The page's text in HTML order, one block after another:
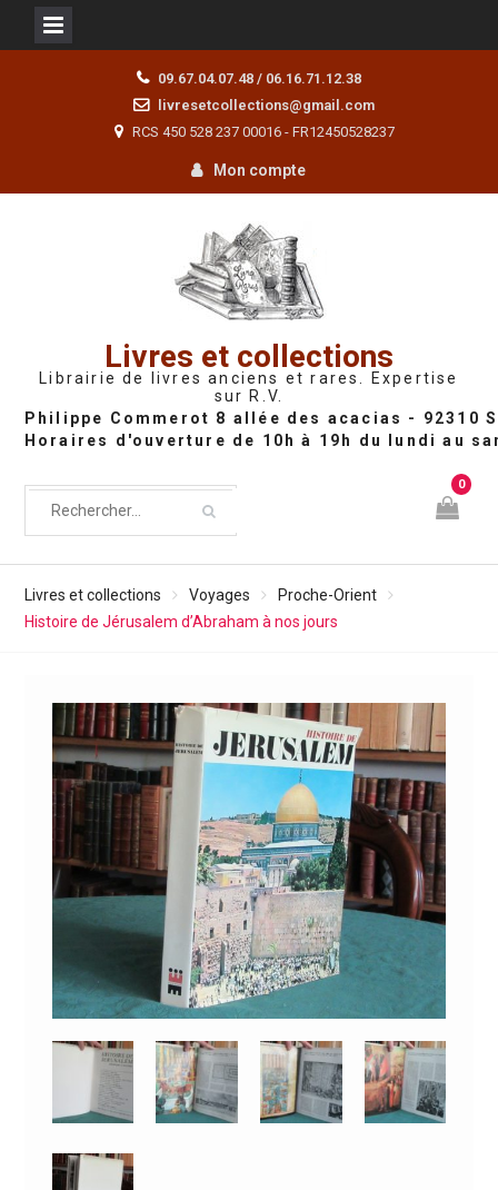
09.67.04.07.48 / 06.16.71.12.38
livresetcollections@gmail.com
RCS 450 528 237 00016 - FR12450528237
Mon compte
Livres et collections
Librairie de livres anciens et rares. Expertise
sur R.V.
0
Livres et collections Voyages
Proche-Orient
Histoire de Jérusalem d’Abraham à nos jours